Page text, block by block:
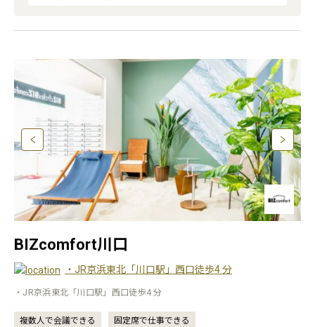
BIZcomfort川口
・JR京浜東北「川口駅」西口徒歩4 分
・JR京浜東北「川口駅」西口徒歩4 分
複数人で会議できる 固定席で仕事できる